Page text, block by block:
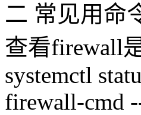
二 常见用命
查看firewall
systemctl
firewall-cmd